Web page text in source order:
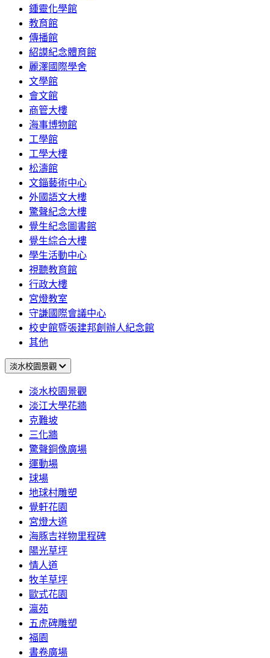
鍾靈化學館
教育館
傳播館
紹謨紀念體育館
麗澤國際學舍
文學館
會文館
商管大樓
海事博物館
工學館
工學大樓
松濤館
文錙藝術中心
外國語文大樓
驚聲紀念大樓
覺生紀念圖書館
覺生綜合大樓
學生活動中心
視聽教育館
行政大樓
宮燈教室
守謙國際會議中心
校史館暨張建邦創辦人紀念館
其他
淡水校園景觀
淡水校園景觀
淡江大學花牆
克難坡
三化牆
驚聲銅像廣場
運動場
球場
地球村雕塑
覺軒花園
宮燈大道
海豚吉祥物里程碑
陽光草坪
情人道
牧羊草坪
歐式花園
瀛苑
五虎碑雕塑
福園
書卷廣場